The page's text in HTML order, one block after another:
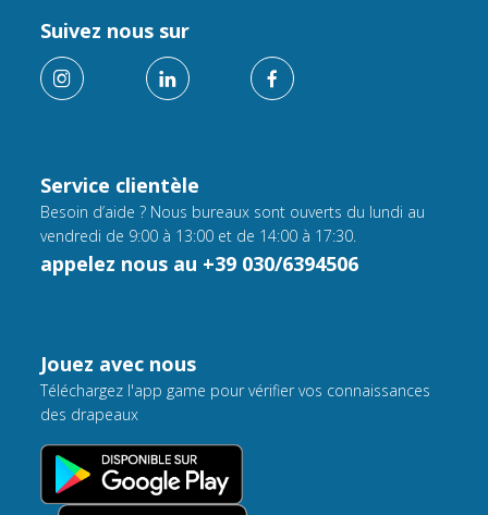
Service clientèle
Besoin d’aide ? Nous bureaux sont ouverts du lundi au
vendredi de 9:00 à 13:00 et de 14:00 à 17:30.
appelez nous au +39 030/6394506
Suivez nous sur
Jouez avec nous
Téléchargez l'app game pour vérifier vos connaissances
des drapeaux